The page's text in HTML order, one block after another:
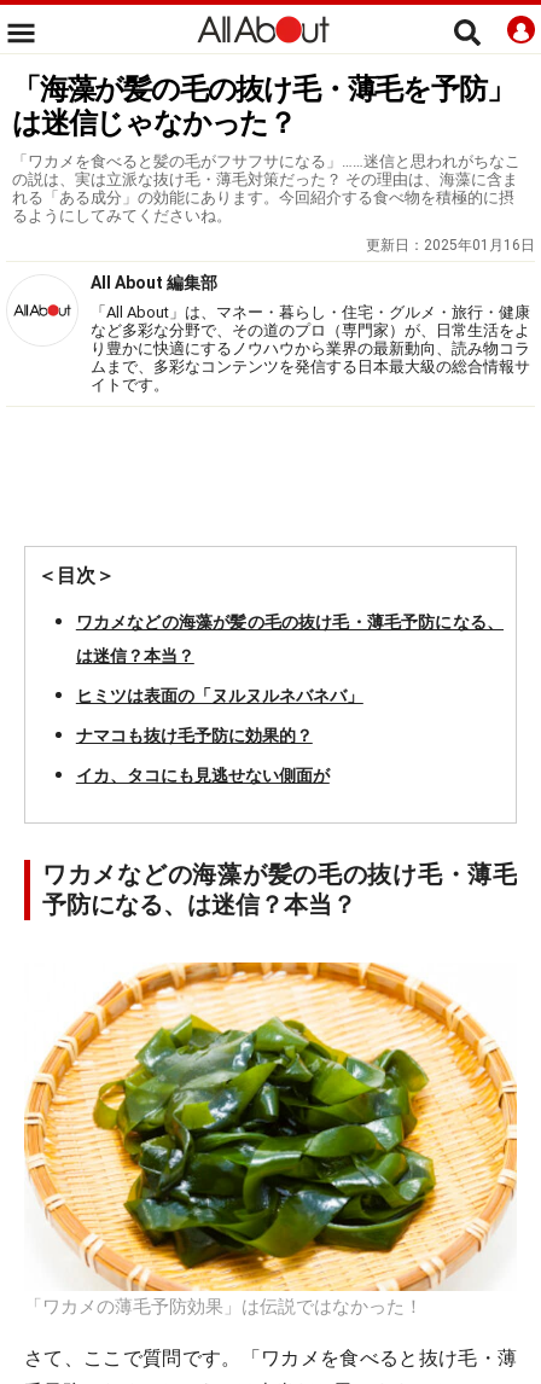
「海藻が髪の毛の抜け毛・薄毛を予防」
は迷信じゃなかった？
「ワカメを食べると髪の毛がフサフサになる」……迷信と思われがちなこ
の説は、実は立派な抜け毛・薄毛対策だった？ その理由は、海藻に含ま
れる「ある成分」の効能にあります。今回紹介する食べ物を積極的に摂
るようにしてみてくださいね。
更新日： 2025年01月16日
All About 編集部
「All About」は、マネー・暮らし・住宅・グルメ・旅行・健康
など多彩な分野で、その道のプロ（専門家）が、日常生活をよ
り豊かに快適にするノウハウから業界の最新動向、読み物コラ
ムまで、多彩なコンテンツを発信する日本最大級の総合情報サ
イトです。
＜目次＞
ワカメなどの海藻が髪の毛の抜け毛・薄毛予防になる、
は迷信？本当？
ヒミツは表面の「ヌルヌルネバネバ」
ナマコも抜け毛予防に効果的？
イカ、タコにも見逃せない側面が
ワカメなどの海藻が髪の毛の抜け毛・薄毛
予防になる、は迷信？本当？
「ワカメの薄毛予防効果」は伝説ではなかった！
さて、ここで質問です。「ワカメを食べると抜け毛・薄